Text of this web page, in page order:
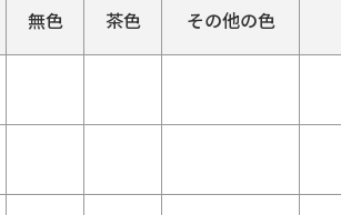
無色
茶色 その他の色